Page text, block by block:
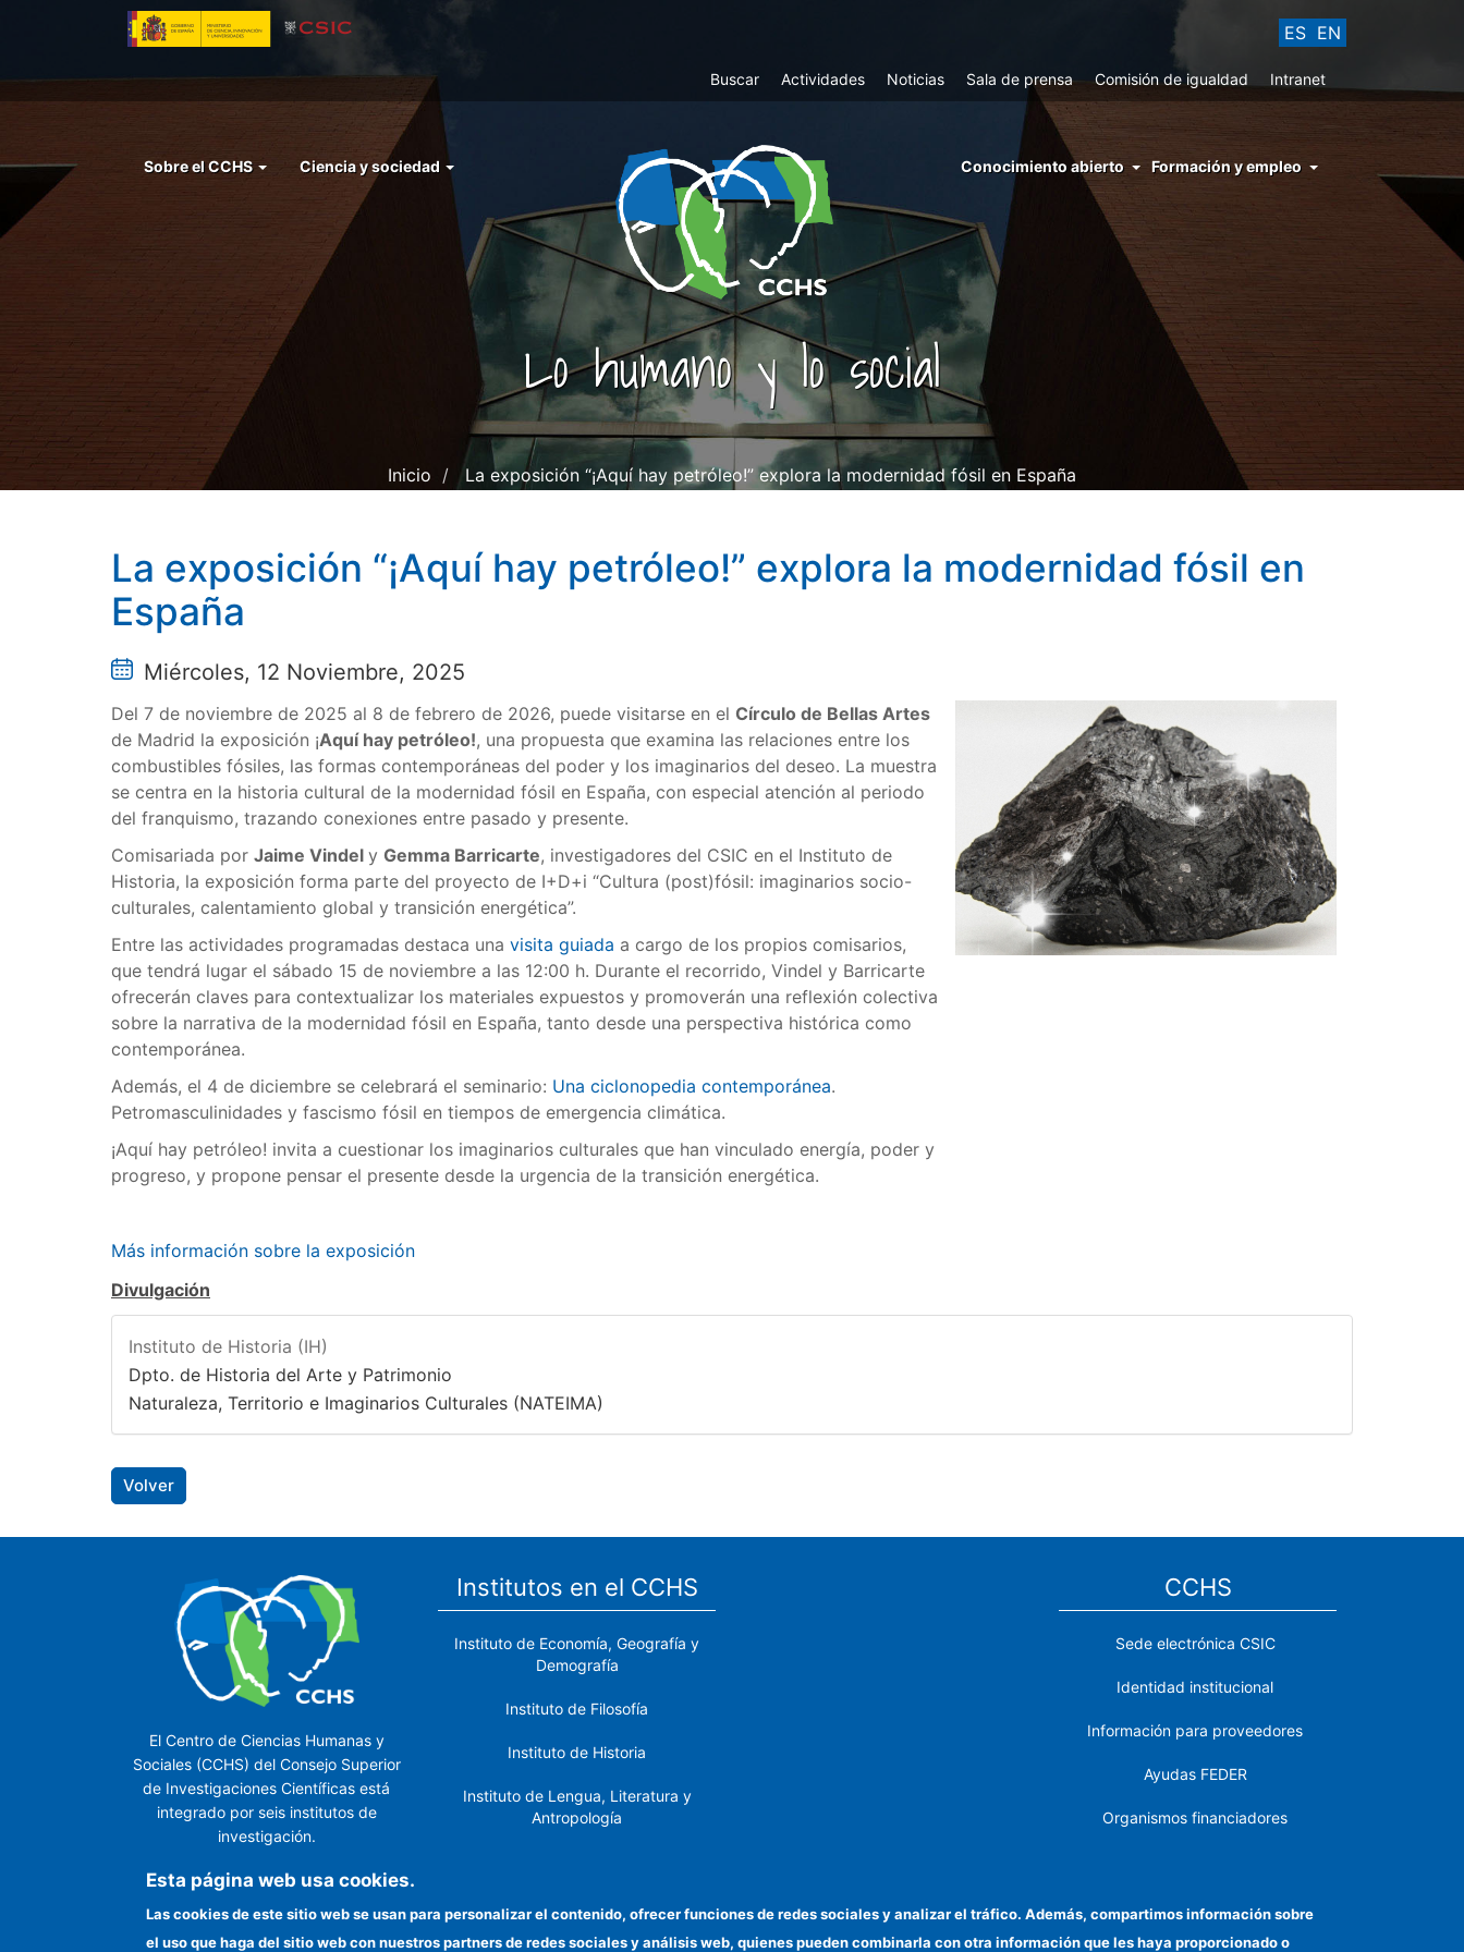
principal
ES EN
Top
Buscar Actividades Noticias Sala de prensa Comisión de igualdad Intranet
Menu
Sobre el CCHS Ciencia y sociedad
menu
conocimiento
abierto
Conocimiento abierto Formación y empleo
Lo humano y lo social
Inicio La exposición “¡Aquí hay petróleo!” explora la modernidad fósil en España
La exposición “¡Aquí hay petróleo!” explora la modernidad fósil en
España
Miércoles, 12 Noviembre, 2025
Del 7 de noviembre de 2025 al 8 de febrero de 2026, puede visitarse en el Círculo de Bellas Artes
de Madrid la exposición ¡Aquí hay petróleo!, una propuesta que examina las relaciones entre los
combustibles fósiles, las formas contemporáneas del poder y los imaginarios del deseo. La muestra
se centra en la historia cultural de la modernidad fósil en España, con especial atención al periodo
del franquismo, trazando conexiones entre pasado y presente.
Comisariada por Jaime Vindel y Gemma Barricarte, investigadores del CSIC en el Instituto de
Historia, la exposición forma parte del proyecto de I+D+i “Cultura (post)fósil: imaginarios socio-
culturales, calentamiento global y transición energética”.
Entre las actividades programadas destaca una visita guiada a cargo de los propios comisarios,
que tendrá lugar el sábado 15 de noviembre a las 12:00 h. Durante el recorrido, Vindel y Barricarte
ofrecerán claves para contextualizar los materiales expuestos y promoverán una reflexión colectiva
sobre la narrativa de la modernidad fósil en España, tanto desde una perspectiva histórica como
contemporánea.
Además, el 4 de diciembre se celebrará el seminario: Una ciclonopedia contemporánea.
Petromasculinidades y fascismo fósil en tiempos de emergencia climática.
¡Aquí hay petróleo! invita a cuestionar los imaginarios culturales que han vinculado energía, poder y
progreso, y propone pensar el presente desde la urgencia de la transición energética.
Más información sobre la exposición
Divulgación
Instituto de Historia (IH)
Dpto. de Historia del Arte y Patrimonio
Naturaleza, Territorio e Imaginarios Culturales (NATEIMA)
Volver
El Centro de Ciencias Humanas y
Sociales (CCHS) del Consejo Superior
de Investigaciones Científicas está
integrado por seis institutos de
investigación.
Institutos en el CCHS
Instituto de Economía, Geografía y
Demografía
Instituto de Filosofía
Instituto de Historia
Instituto de Lengua, Literatura y
Antropología
Próximo
Instituto de Políticas y Bienes
CCHS
Sede electrónica CSIC
Identidad institucional
Información para proveedores
Ayudas FEDER
Organismos financiadores
Cómo llegar
Esta página web usa cookies.
Las cookies de este sitio web se usan para personalizar el contenido, ofrecer funciones de redes sociales y analizar el tráfico. Además, compartimos información sobre
el uso que haga del sitio web con nuestros partners de redes sociales y análisis web, quienes pueden combinarla con otra información que les haya proporcionado o